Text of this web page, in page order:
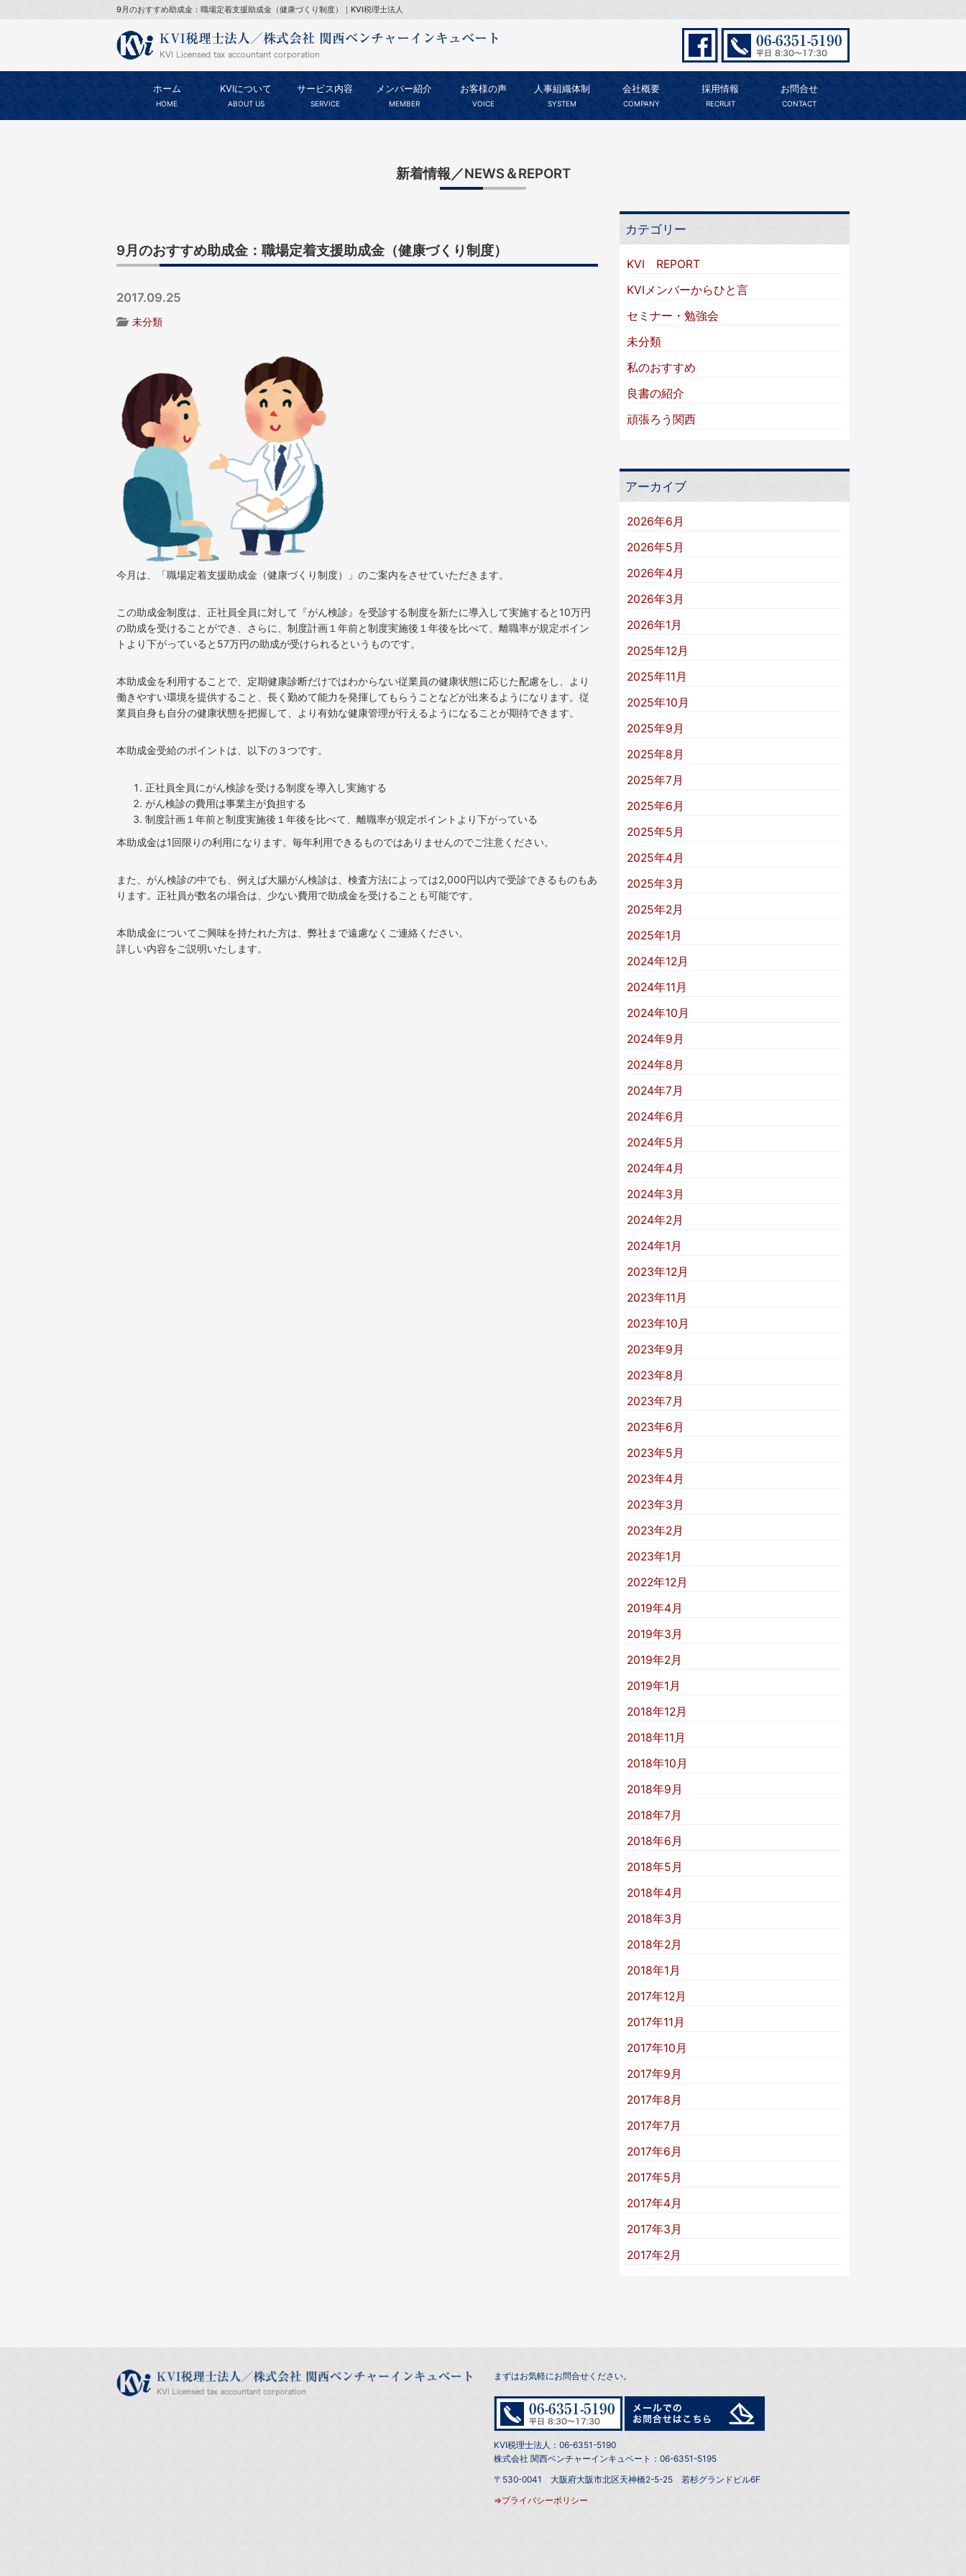
9月のおすすめ助成金：職場定着支援助成金（健康づくり制度）｜KVI税理士法人
ホーム
HOME
KVIについて
ABOUT US
サービス内容
SERVICE
メンバー紹介
MEMBER
お客様の声
VOICE
人事組織体制
SYSTEM
会社概要
COMPANY
採用情報
RECRUIT
お問合せ
CONTACT
新着情報／NEWS＆REPORT
9月のおすすめ助成金：職場定着支援助成金（健康づくり制度）
2017.09.25
未分類
今月は、「職場定着支援助成金（健康づくり制度）」のご案内をさせていただきます。
この助成金制度は、正社員全員に対して『がん検診』を受診する制度を新たに導入して実施すると10万円
の助成を受けることができ、さらに、制度計画１年前と制度実施後１年後を比べて、離職率が規定ポイン
トより下がっていると57万円の助成が受けられるというものです。
本助成金を利用することで、定期健康診断だけではわからない従業員の健康状態に応じた配慮をし、より
働きやすい環境を提供すること、長く勤めて能力を発揮してもらうことなどが出来るようになります。従
業員自身も自分の健康状態を把握して、より有効な健康管理が行えるようになることが期待できます。
本助成金受給のポイントは、以下の３つです。
正社員全員にがん検診を受ける制度を導入し実施する
がん検診の費用は事業主が負担する
制度計画１年前と制度実施後１年後を比べて、離職率が規定ポイントより下がっている
本助成金は1回限りの利用になります。毎年利用できるものではありませんのでご注意ください。
また、がん検診の中でも、例えば大腸がん検診は、検査方法によっては2,000円以内で受診できるものもあ
ります。正社員が数名の場合は、少ない費用で助成金を受けることも可能です。
本助成金についてご興味を持たれた方は、弊社まで遠慮なくご連絡ください。
詳しい内容をご説明いたします。
カテゴリー
KVI REPORT
KVIメンバーからひと言
セミナー・勉強会
未分類
私のおすすめ
良書の紹介
頑張ろう関西
アーカイブ
2026年6月
2026年5月
2026年4月
2026年3月
2026年1月
2025年12月
2025年11月
2025年10月
2025年9月
2025年8月
2025年7月
2025年6月
2025年5月
2025年4月
2025年3月
2025年2月
2025年1月
2024年12月
2024年11月
2024年10月
2024年9月
2024年8月
2024年7月
2024年6月
2024年5月
2024年4月
2024年3月
2024年2月
2024年1月
2023年12月
2023年11月
2023年10月
2023年9月
2023年8月
2023年7月
2023年6月
2023年5月
2023年4月
2023年3月
2023年2月
2023年1月
2022年12月
2019年4月
2019年3月
2019年2月
2019年1月
2018年12月
2018年11月
2018年10月
2018年9月
2018年7月
2018年6月
2018年5月
2018年4月
2018年3月
2018年2月
2018年1月
2017年12月
2017年11月
2017年10月
2017年9月
2017年8月
2017年7月
2017年6月
2017年5月
2017年4月
2017年3月
2017年2月
まずはお気軽にお問合せください。
KVI税理士法人：06-6351-5190
株式会社 関西ベンチャーインキュベート：06-6351-5195
〒530-0041 大阪府大阪市北区天神橋2-5-25 若杉グランドビル6F
⇒プライバシーポリシー